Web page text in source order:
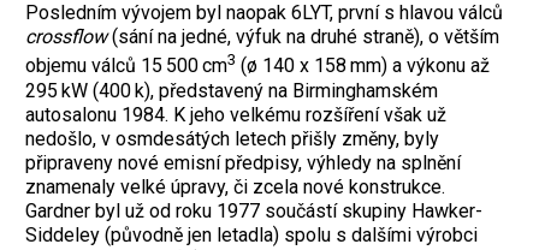
Posledním vývojem byl naopak 6LYT, první s hlavou válců
crossflow(sání na jedné, výfuk na druhé straně), o větším
objemu válců 15 500 cm3 (ø 140 x 158 mm) a výkonu až
295 kW (400 k), představený na Birminghamském
autosalonu 1984. K jeho velkému rozšíření však už
nedošlo, v osmdesátých letech přišly změny, byly
připraveny nové emisní předpisy, výhledy na splnění
znamenaly velké úpravy, či zcela nové konstrukce.
Gardner byl už od roku 1977 součástí skupiny Hawker-
Siddeley (původně jen letadla) spolu s dalšími výrobci